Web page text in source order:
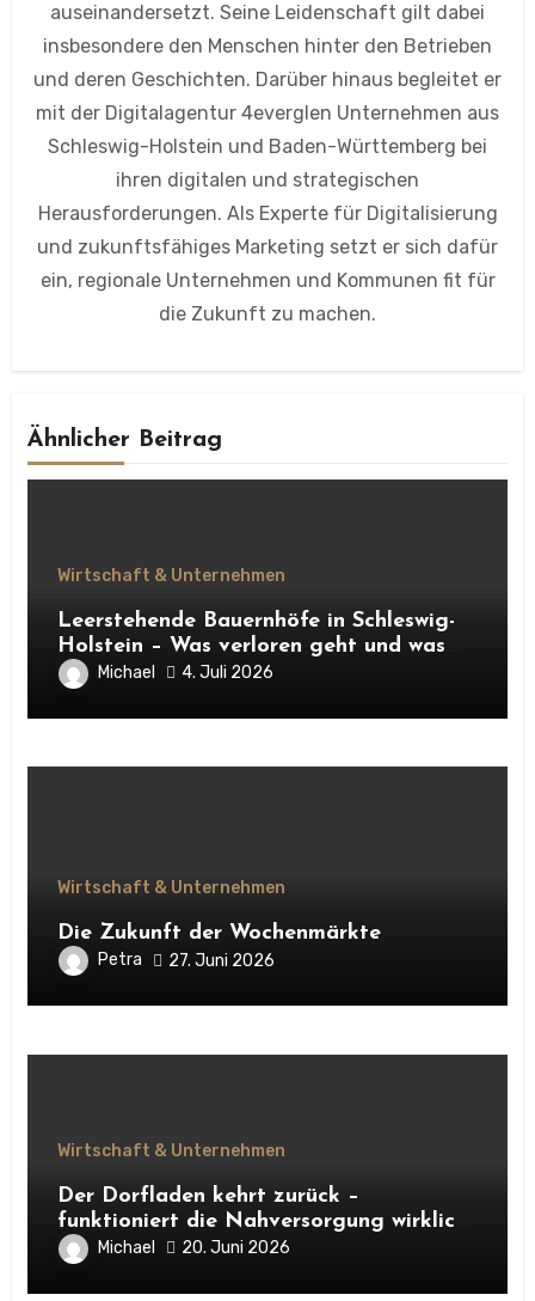
auseinandersetzt. Seine Leidenschaft gilt dabei
insbesondere den Menschen hinter den Betrieben
und deren Geschichten. Darüber hinaus begleitet er
mit der Digitalagentur 4everglen Unternehmen aus
Schleswig-Holstein und Baden-Württemberg bei
ihren digitalen und strategischen
Herausforderungen. Als Experte für Digitalisierung
und zukunftsfähiges Marketing setzt er sich dafür
ein, regionale Unternehmen und Kommunen fit für
die Zukunft zu machen.
Ähnlicher Beitrag
Wirtschaft & Unternehmen
Leerstehende Bauernhöfe in Schleswig-
Holstein – Was verloren geht und was
daraus entstehen kann
Michael 4. Juli 2026
Wirtschaft & Unternehmen
Die Zukunft der Wochenmärkte
Petra 27. Juni 2026
Wirtschaft & Unternehmen
Der Dorfladen kehrt zurück –
funktioniert die Nahversorgung wirklich
mit den neuen Dorfläden?
Michael 20. Juni 2026